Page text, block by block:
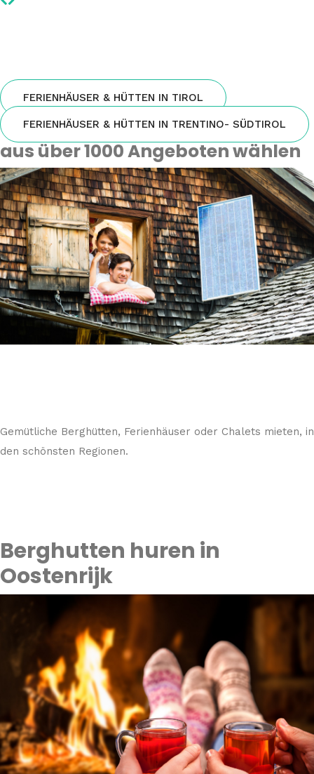
FERIENHÄUSER & HÜTTEN IN TIROL
FERIENHÄUSER & HÜTTEN IN TRENTINO- SÜDTIROL
aus über 1000 Angeboten wählen
Gemütliche Berghütten, Ferienhäuser oder Chalets mieten, in
den schönsten Regionen.
Berghutten huren in
Oostenrijk